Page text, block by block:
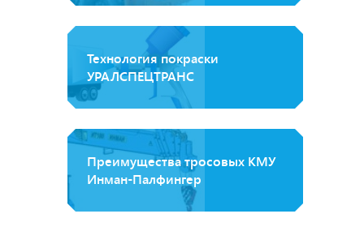
Технология покраски
УРАЛСПЕЦТРАНС
Преимущества тросовых КМУ
Инман-Палфингер